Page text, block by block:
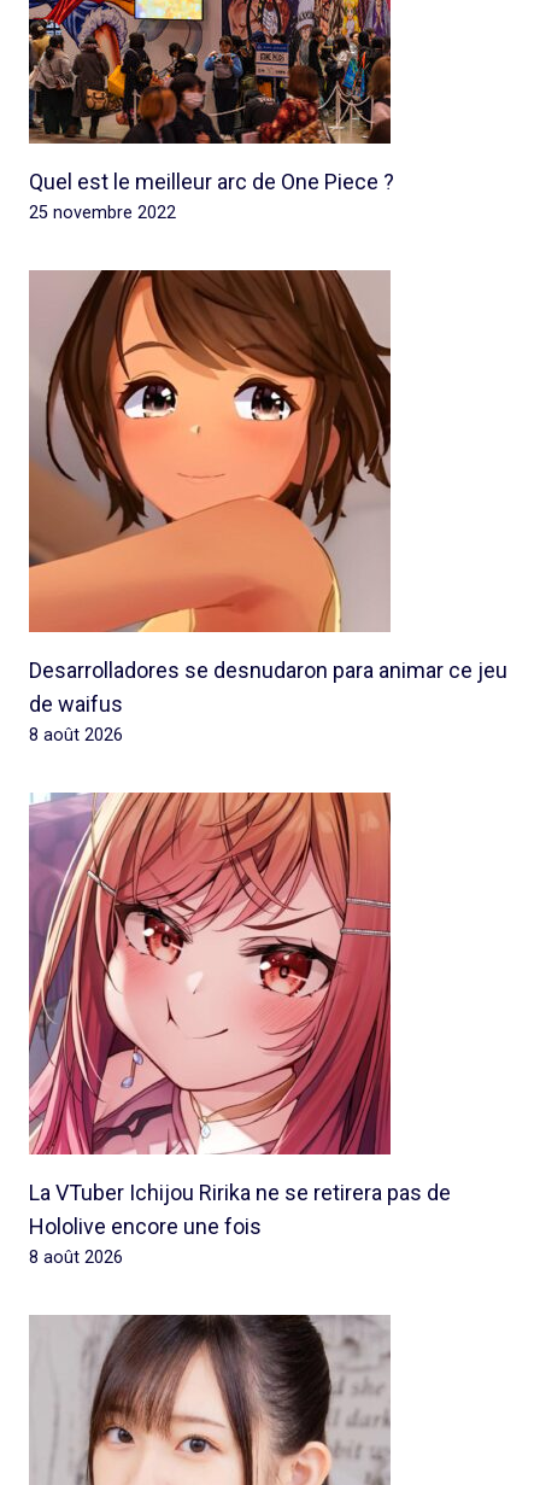
Quel est le meilleur arc de One Piece ?
25 novembre 2022
Desarrolladores se desnudaron para animar ce jeu
de waifus
8 août 2026
La VTuber Ichijou Ririka ne se retirera pas de
Hololive encore une fois
8 août 2026